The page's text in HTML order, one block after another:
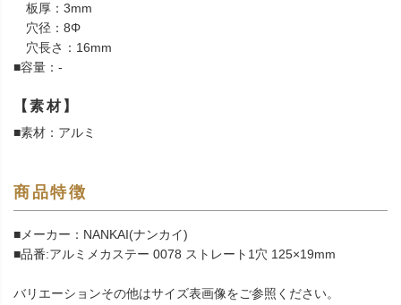
板厚：3mm
穴径：8Φ
穴長さ：16mm
■容量：-
【素材】
■素材：アルミ
商品特徴
■メーカー：NANKAI(ナンカイ)
■品番:アルミメカステー 0078 ストレート1穴 125×19mm
バリエーションその他はサイズ表画像をご参照ください。